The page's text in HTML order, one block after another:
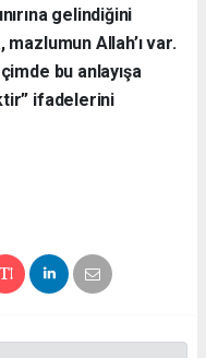
gelindiğini
Allah’ı var.
bu anlayışa
ifadelerini